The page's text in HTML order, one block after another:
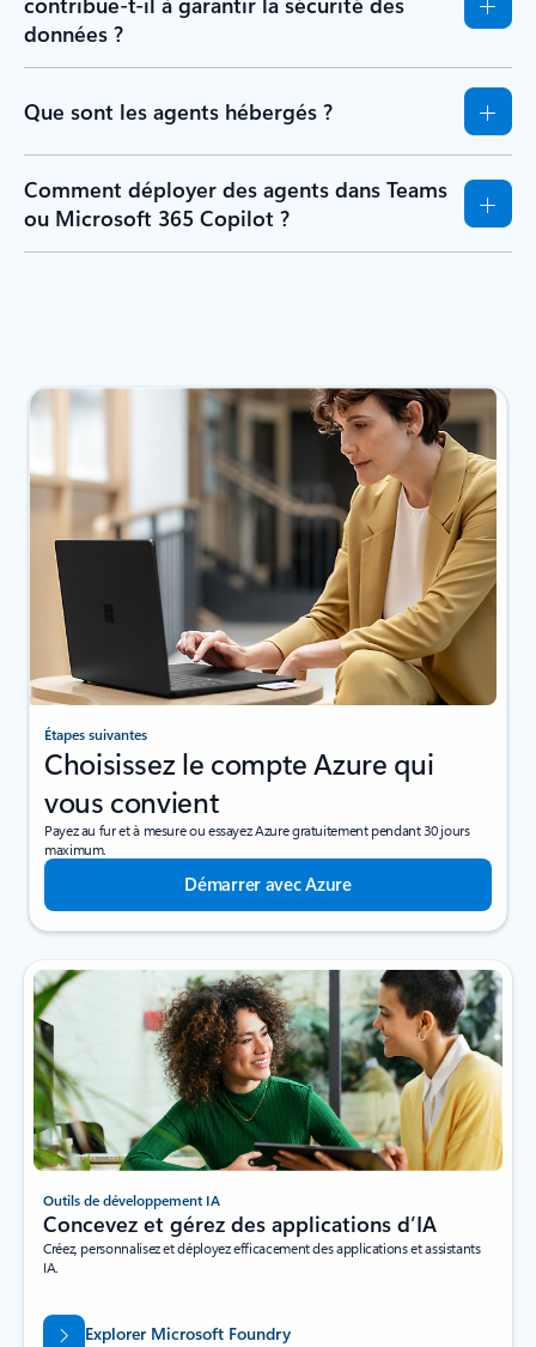
données ?
Que sont les agents hébergés ?
Comment déployer des agents dans Teams
ou Microsoft 365 Copilot ?
Étapes suivantes
Choisissez le compte Azure qui
vous convient
Payez au fur et à mesure ou essayez Azure gratuitement pendant 30 jours
maximum.
Démarrer avec Azure
Outils de développement IA
Concevez et gérez des applications d’IA
Créez, personnalisez et déployez efficacement des applications et assistants
IA.
Explorer Microsoft Foundry